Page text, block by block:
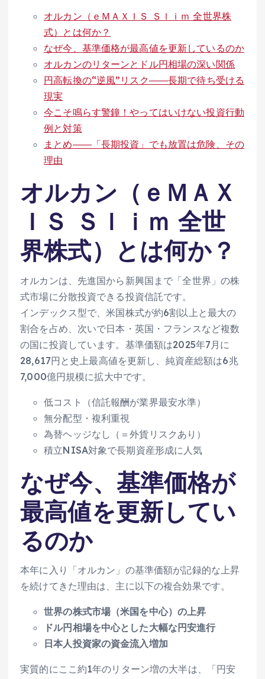
オルカン（ｅＭＡＸＩＳ Ｓｌｉｍ 全世界株
式）とは何か？
なぜ今、基準価格が最高値を更新しているのか
オルカンのリターンとドル円相場の深い関係
円高転換の“逆風”リスク――長期で待ち受ける
現実
今こそ鳴らす警鐘！やってはいけない投資行動
例と対策
まとめ――「長期投資」でも放置は危険、その
理由
オルカン（ｅＭＡＸ
ＩＳ Ｓｌｉｍ 全世
界株式）とは何か？
オルカンは、先進国から新興国まで「全世界」の株
式市場に分散投資できる投資信託です。
インデックス型で、米国株式が約6割以上と最大の
割合を占め、次いで日本・英国・フランスなど複数
の国に投資しています。基準価額は2025年7月に
28,617円と史上最高値を更新し、純資産総額は6兆
7,000億円規模に拡大中です。
低コスト（信託報酬が業界最安水準）
無分配型・複利重視
為替ヘッジなし（＝外貨リスクあり）
積立NISA対象で長期資産形成に人気
なぜ今、基準価格が
最高値を更新してい
るのか
本年に入り「オルカン」の基準価額が記録的な上昇
を続けてきた理由は、主に以下の複合効果です。
世界の株式市場（米国を中心）の上昇
ドル円相場を中心とした大幅な円安進行
日本人投資家の資金流入増加
実質的にここ約1年のリターン増の大半は、「円安